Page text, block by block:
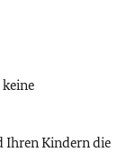
Ihren Kindern die